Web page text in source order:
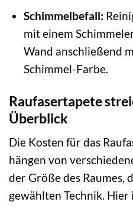
Schimmelbefall:
mit einem
Wand anschließend
Schimmel-Farbe.
Raufasertapete
Überblick
Die Kosten für das
hängen von
der Größe des Raumes,
gewählten Technik.